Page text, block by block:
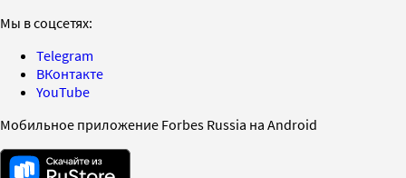
Мы в соцсетях:
Telegram
ВКонтакте
YouTube
Мобильное приложение Forbes Russia на Android